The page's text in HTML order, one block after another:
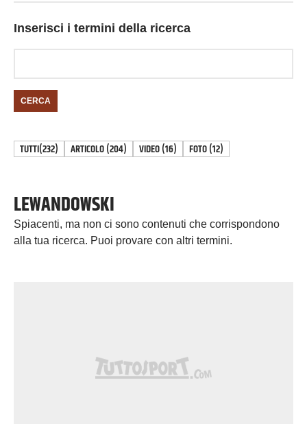
Inserisci i termini della ricerca
CERCA
TUTTI(232) ARTICOLO(204) VIDEO(16) FOTO(12)
LEWANDOWSKI
Spiacenti, ma non ci sono contenuti che corrispondono
alla tua ricerca. Puoi provare con altri termini.